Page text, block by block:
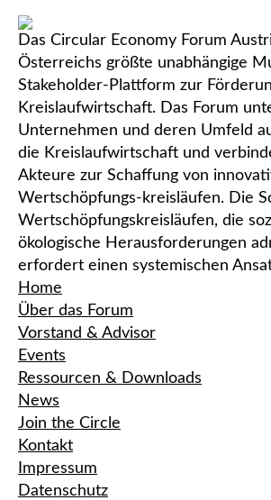
Das Circular Economy Forum
Österreichs größte unabhängige
Stakeholder-Plattform zur
Kreislaufwirtschaft. Das Forum
Unternehmen und deren Umfeld
die Kreislaufwirtschaft und
Akteure zur Schaffung von
Wertschöpfungs-kreisläufen. Die
Wertschöpfungskreisläufen, die
ökologische Herausforderungen
erfordert einen systemischen
Home
Über das Forum
Vorstand & Advisor
Events
Ressourcen & Downloads
News
Join the Circle
Kontakt
Impressum
Datenschutz